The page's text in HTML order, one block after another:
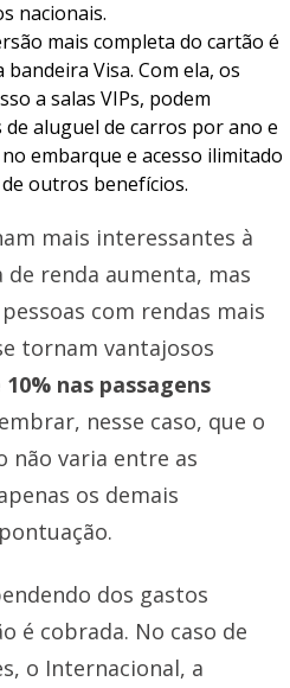
nacionais.
mais completa do cartão é
Visa. Com ela, os
a salas VIPs, podem
aluguel de carros por ano e
embarque e acesso ilimitado
outros benefícios.
mais interessantes à
de renda aumenta, mas
com rendas mais
tornam vantajosos
nas passagens
nesse caso, que o
não varia entre as
os demais
dos gastos
é cobrada. No caso de
o Internacional, a